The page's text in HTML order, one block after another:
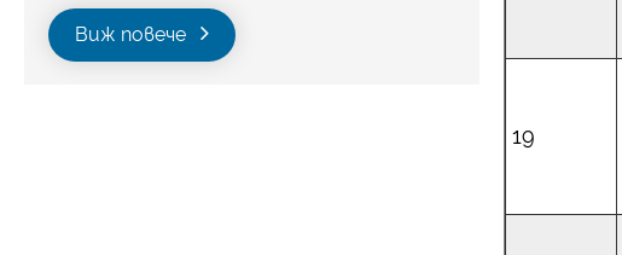
Виж повече
19